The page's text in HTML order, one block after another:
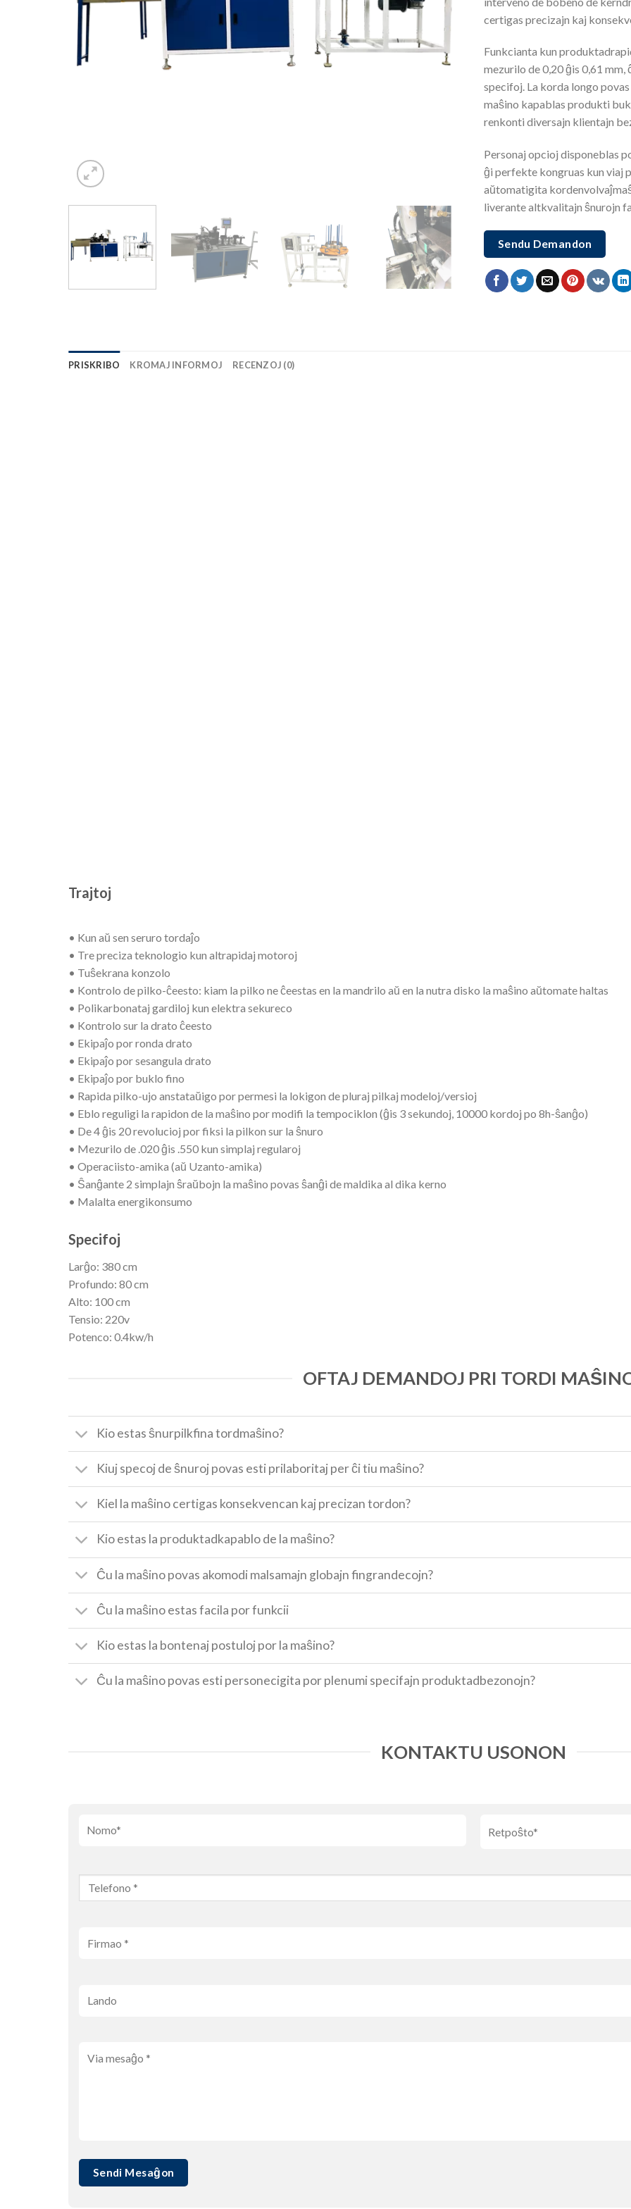
certigas precizajn kaj
Funkcianta kun
mezurilo de 0,20 ĝis 0,61
specifoj. La korda longo
maŝino kapablas produkti
renkonti diversajn klientajn
Personaj opcioj disponeblas
ĝi perfekte kongruas kun viaj
aŭtomatigita
liverante altkvalitajn ŝnurojn
Sendu Demandon
PRISKRIBO KROMAJ INFORMOJ RECENZOJ (0)
Trajtoj
• Kun aŭ sen seruro tordaĵo
• Tre preciza teknologio kun altrapidaj motoroj
• Tuŝekrana konzolo
• Kontrolo de pilko-ĉeesto: kiam la pilko ne ĉeestas en la mandrilo aŭ en la nutra disko la maŝino aŭtomate haltas
• Polikarbonataj gardiloj kun elektra sekureco
• Kontrolo sur la drato ĉeesto
• Ekipaĵo por ronda drato
• Ekipaĵo por sesangula drato
• Ekipaĵo por buklo fino
• Rapida pilko-ujo anstataŭigo por permesi la lokigon de pluraj pilkaj modeloj/versioj
• Eblo reguligi la rapidon de la maŝino por modifi la tempociklon (ĝis 3 sekundoj, 10000 kordoj po 8h-ŝanĝo)
• De 4 ĝis 20 revolucioj por fiksi la pilkon sur la ŝnuro
• Mezurilo de .020 ĝis .550 kun simplaj regularoj
• Operaciisto-amika (aŭ Uzanto-amika)
• Ŝanĝante 2 simplajn ŝraŭbojn la maŝino povas ŝanĝi de maldika al dika kerno
• Malalta energikonsumo
Specifoj
Larĝo: 380 cm
Profundo: 80 cm
Alto: 100 cm
Tensio: 220v
Potenco: 0.4kw/h
OFTAJ DEMANDOJ PRI TORDI
Kio estas ŝnurpilkfina tordmaŝino?
Kiuj specoj de ŝnuroj povas esti prilaboritaj per ĉi tiu maŝino?
Kiel la maŝino certigas konsekvencan kaj precizan tordon?
Kio estas la produktadkapablo de la maŝino?
Ĉu la maŝino povas akomodi malsamajn globajn fingrandecojn?
Ĉu la maŝino estas facila por funkcii
Kio estas la bontenaj postuloj por la maŝino?
Ĉu la maŝino povas esti personecigita por plenumi specifajn produktadbezonojn?
KONTAKTU USONON